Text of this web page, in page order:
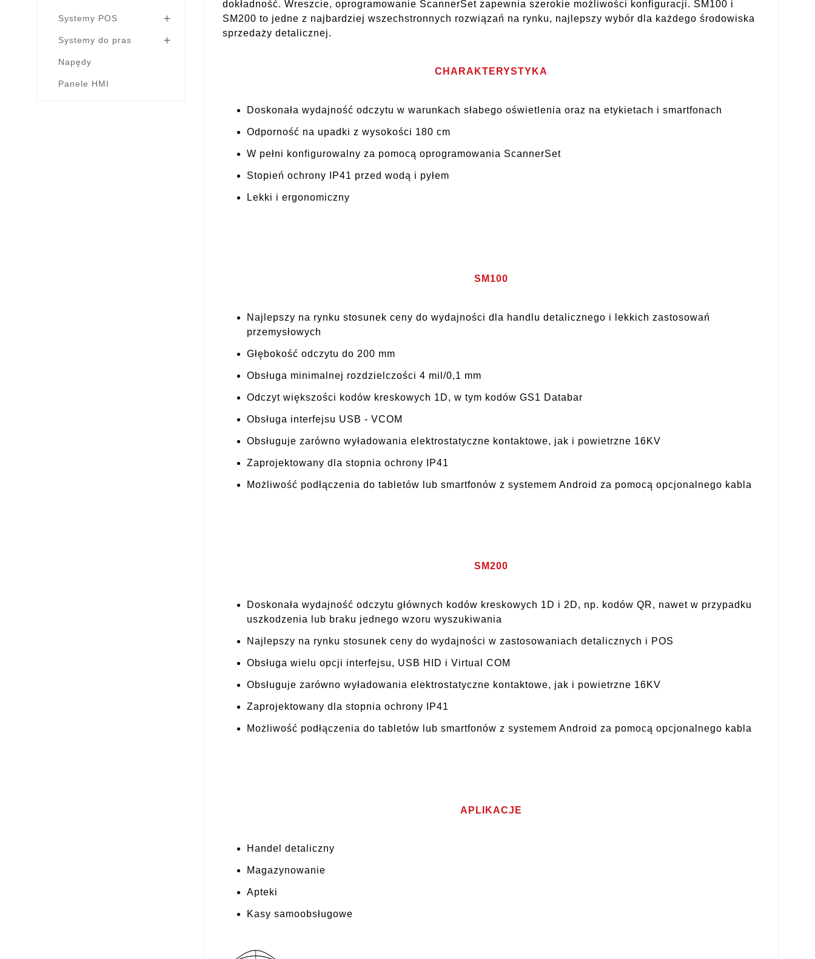
Systemy POS 
Systemy do pras 
Napędy
Panele HMI
dokładność. Wreszcie, oprogramowanie ScannerSet zapewnia szerokie możliwości konfiguracji. SM100 i
SM200 to jedne z najbardziej wszechstronnych rozwiązań na rynku, najlepszy wybór dla każdego środowiska
sprzedaży detalicznej.
CHARAKTERYSTYKA
Doskonała wydajność odczytu w warunkach słabego oświetlenia oraz na etykietach i smartfonach
Odporność na upadki z wysokości 180 cm
W pełni konfigurowalny za pomocą oprogramowania ScannerSet
Stopień ochrony IP41 przed wodą i pyłem
Lekki i ergonomiczny
SM100
Najlepszy na rynku stosunek ceny do wydajności dla handlu detalicznego i lekkich zastosowań
przemysłowych
Głębokość odczytu do 200 mm
Obsługa minimalnej rozdzielczości 4 mil/0,1 mm
Odczyt większości kodów kreskowych 1D, w tym kodów GS1 Databar
Obsługa interfejsu USB - VCOM
Obsługuje zarówno wyładowania elektrostatyczne kontaktowe, jak i powietrzne 16KV
Zaprojektowany dla stopnia ochrony IP41
Możliwość podłączenia do tabletów lub smartfonów z systemem Android za pomocą opcjonalnego kabla
SM200
Doskonała wydajność odczytu głównych kodów kreskowych 1D i 2D, np. kodów QR, nawet w przypadku
uszkodzenia lub braku jednego wzoru wyszukiwania
Najlepszy na rynku stosunek ceny do wydajności w zastosowaniach detalicznych i POS
Obsługa wielu opcji interfejsu, USB HID i Virtual COM
Obsługuje zarówno wyładowania elektrostatyczne kontaktowe, jak i powietrzne 16KV
Zaprojektowany dla stopnia ochrony IP41
Możliwość podłączenia do tabletów lub smartfonów z systemem Android za pomocą opcjonalnego kabla
APLIKACJE
Handel detaliczny
Magazynowanie
Apteki
Kasy samoobsługowe